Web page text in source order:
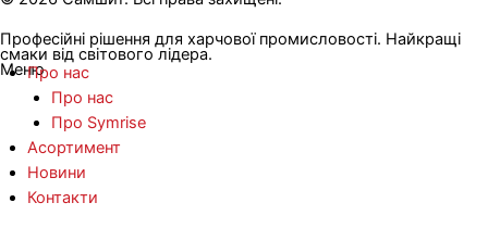
Професійні рішення для харчової промисловості. Найкращі
смаки від світового лідера.
МенюПро нас
Про нас
Про Symrise
Асортимент
Новини
Контакти